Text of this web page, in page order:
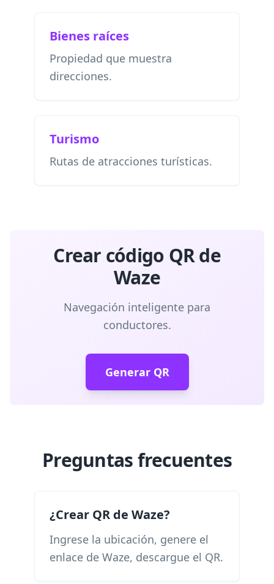
Bienes raíces
Propiedad que muestra
direcciones.
Turismo
Rutas de atracciones turísticas.
Crear código QR de
Waze
Navegación inteligente para
conductores.
Generar QR
Preguntas frecuentes
¿Crear QR de Waze?
Ingrese la ubicación, genere el
enlace de Waze, descargue el QR.